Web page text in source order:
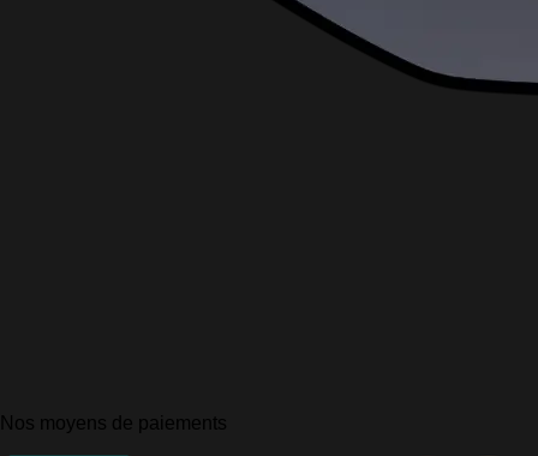
Nos moyens de paiements